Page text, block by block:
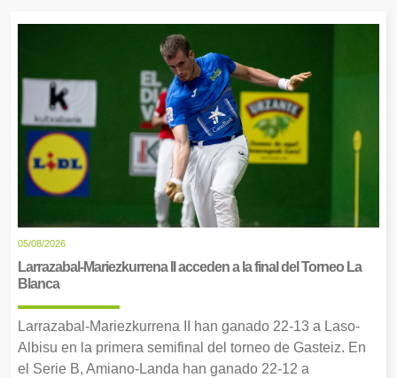
05/08/2026
Larrazabal-Mariezkurrena II acceden a la final del Torneo La
Blanca
Larrazabal-Mariezkurrena II han ganado 22-13 a Laso-
Albisu en la primera semifinal del torneo de Gasteiz. En
el Serie B, Amiano-Landa han ganado 22-12 a